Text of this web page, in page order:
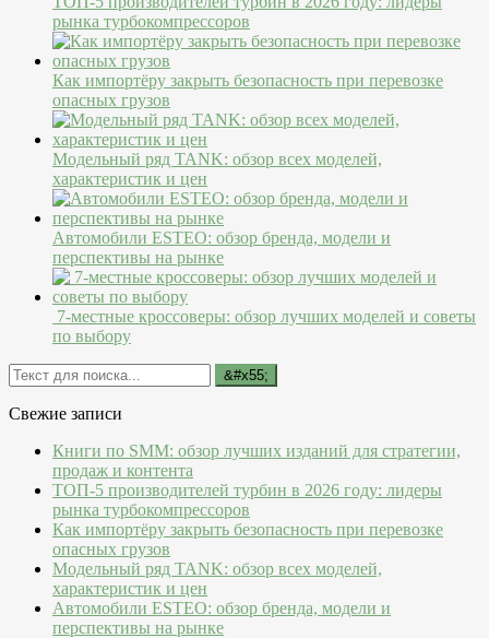
рынка турбокомпрессоров
Как импортёру закрыть безопасность при перевозке
опасных грузов
Модельный ряд TANK: обзор всех моделей,
характеристик и цен
Автомобили ESTEO: обзор бренда, модели и
перспективы на рынке
7-местные кроссоверы: обзор лучших моделей и советы
по выбору
Свежие записи
Книги по SMM: обзор лучших изданий для стратегии,
продаж и контента
ТОП-5 производителей турбин в 2026 году: лидеры
рынка турбокомпрессоров
Как импортёру закрыть безопасность при перевозке
опасных грузов
Модельный ряд TANK: обзор всех моделей,
характеристик и цен
Автомобили ESTEO: обзор бренда, модели и
перспективы на рынке